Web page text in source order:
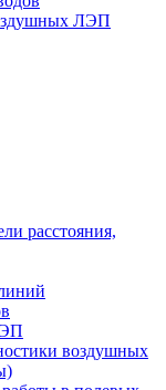
ЛЭП
расстояния,
воздушных